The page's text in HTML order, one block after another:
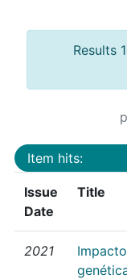
Results
Item hits:
Issue
Date
Title
2021